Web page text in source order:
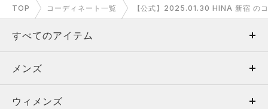
TOP コーディネート一覧 【公式】2025.01.30 HINA 新宿 の
すべてのアイテム
メンズ
ウィメンズ
メンズ
トップス
ウィメンズ